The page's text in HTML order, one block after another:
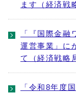
ます（経済戦
「『国際金融
運営事業」に
て（経済戦略
「令和8年度